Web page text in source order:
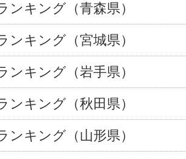
ンキング（青森県）
ンキング（宮城県）
ンキング（岩手県）
ンキング（秋田県）
ンキング（山形県）